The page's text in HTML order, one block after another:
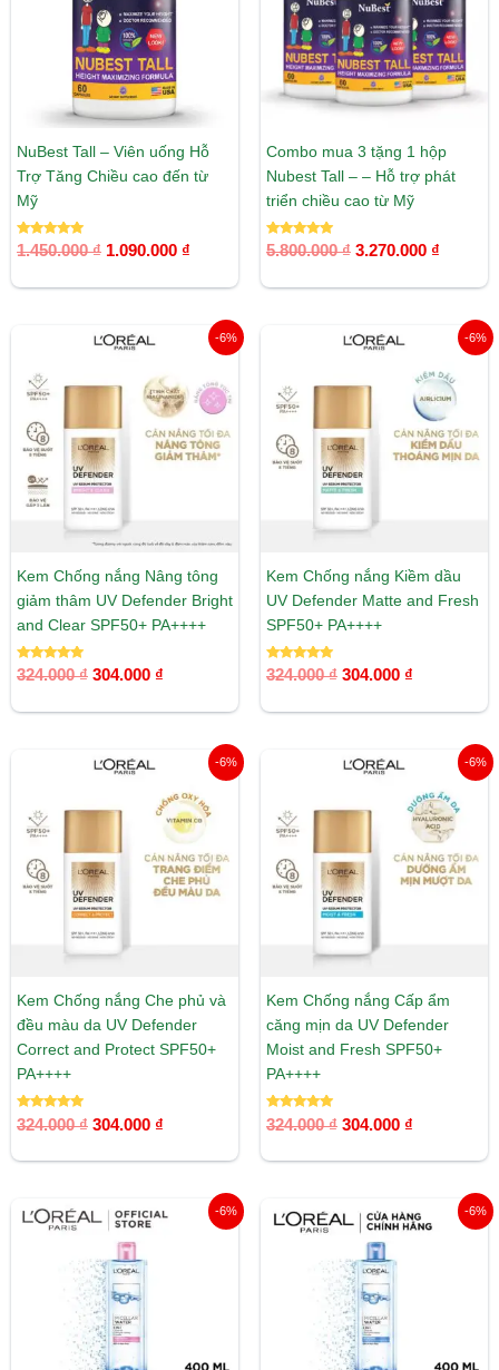
NuBest Tall – Viên uống Hỗ
Trợ Tăng Chiều cao đến từ
Mỹ
Được xếp
hạng
1.450.000₫ 1.090.000 ₫
Combo mua 3 tặng 1 hộp
Nubest Tall – – Hỗ trợ phát
triển chiều cao từ Mỹ
Được xếp
hạng
5.800.000₫ 3.270.000 ₫
-6%
Kem Chống nắng Nâng tông
giảm thâm UV Defender Bright
and Clear SPF50+ PA++++
Được xếp
hạng
324.000₫
Giá
gốc
324.000 ₫.
304.000 ₫
tại
là:
304.000 ₫.
-6%
Kem Chống nắng Kiềm dầu
UV Defender Matte and Fresh
SPF50+ PA++++
Được xếp
hạng
324.000₫
Giá
gốc
324.000 ₫.
304.000 ₫
tại
là:
304.000 ₫.
-6%
Kem Chống nắng Che phủ và
đều màu da UV Defender
Correct and Protect SPF50+
PA++++
Được xếp
hạng
324.000₫
Giá
gốc
324.000 ₫.
304.000 ₫
tại
là:
304.000 ₫.
-6%
Kem Chống nắng Cấp ẩm
căng mịn da UV Defender
Moist and Fresh SPF50+
PA++++
Được xếp
hạng
324.000₫
Giá
gốc
324.000 ₫.
304.000 ₫
tại
là:
304.000 ₫.
-6%
Giá
gốc
189.000 ₫.
Giá
-6%
gốc
189.000 ₫.
hiện